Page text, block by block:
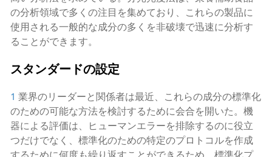
の分析領域で多くの注目を集めており、これらの製品に
使用される一般的な成分の多くを非破壊で迅速に分析す
ることができます。
スタンダードの設定
1 業界のリーダーと関係者は最近、これらの成分の標準化
のための可能な方法を検討するために会合を開いた。機
器による評価は、ヒューマンエラーを排除するのに役立
つだけでなく、標準化のための特定のプロトコルを作成